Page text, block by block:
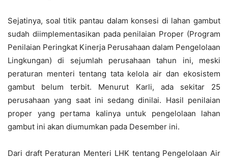
Sejatinya, soal titik pantau dalam konsesi di lahan gambut
sudah diimplementasikan pada penilaian Proper (Program
Penilaian Peringkat Kinerja Perusahaan dalam Pengelolaan
Lingkungan) di sejumlah perusahaan tahun ini, meski
peraturan menteri tentang tata kelola air dan ekosistem
gambut belum terbit. Menurut Karli, ada sekitar 25
perusahaan yang saat ini sedang dinilai. Hasil penilaian
proper yang pertama kalinya untuk pengelolaan lahan
gambut ini akan diumumkan pada Desember ini.
Dari draft Peraturan Menteri LHK tentang Pengelolaan Air